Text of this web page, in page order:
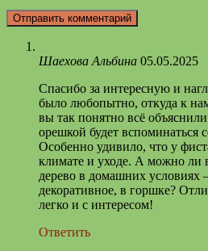
Шаехова Альбина 05.05.2025
Спасибо за интересную и
было любопытно, откуда к
вы так понятно всё
орешкой будет
Особенно удивило, что у
климате и уходе. А можно ли
дерево в домашних условиях
декоративное, в горшке?
легко и с интересом!
Ответить